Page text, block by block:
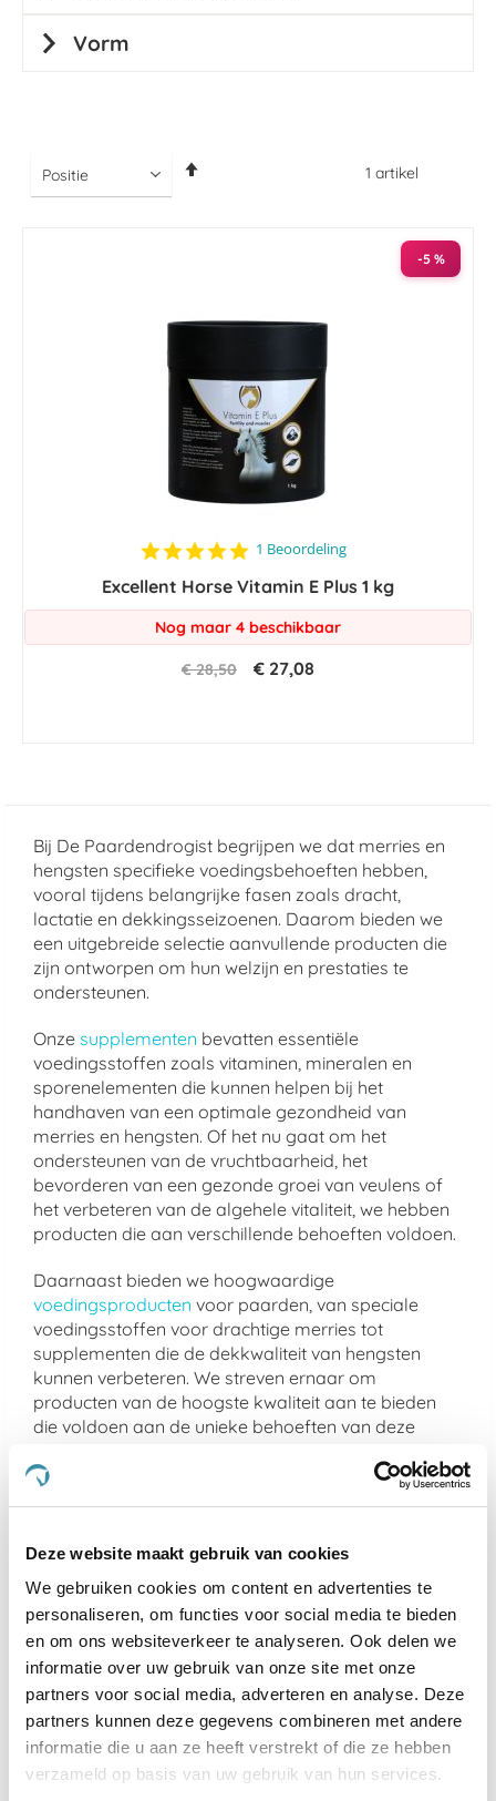
Deze website maakt gebruik van cookies
We gebruiken cookies om content en advertenties te
personaliseren, om functies voor social media te bieden
en om ons websiteverkeer te analyseren. Ook delen we
informatie over uw gebruik van onze site met onze
partners voor social media, adverteren en analyse. Deze
partners kunnen deze gegevens combineren met andere
informatie die u aan ze heeft verstrekt of die ze hebben
verzameld op basis van uw gebruik van hun services.
1 artikel
-5 %
5.0
rating
1 Beoordeling
Excellent Horse Vitamin E Plus 1 kg
Nog maar 4 beschikbaar
€ 28,50 € 27,08
Bij De Paardendrogist begrijpen we dat merries en
hengsten specifieke voedingsbehoeften hebben,
vooral tijdens belangrijke fasen zoals dracht,
lactatie en dekkingsseizoenen. Daarom bieden we
een uitgebreide selectie aanvullende producten die
zijn ontworpen om hun welzijn en prestaties te
ondersteunen.
Onze supplementen bevatten essentiële
voedingsstoffen zoals vitaminen, mineralen en
sporenelementen die kunnen helpen bij het
handhaven van een optimale gezondheid van
merries en hengsten. Of het nu gaat om het
ondersteunen van de vruchtbaarheid, het
bevorderen van een gezonde groei van veulens of
het verbeteren van de algehele vitaliteit, we hebben
producten die aan verschillende behoeften voldoen.
Daarnaast bieden we hoogwaardige
voedingsproducten voor paarden, van speciale
voedingsstoffen voor drachtige merries tot
supplementen die de dekkwaliteit van hengsten
kunnen verbeteren. We streven ernaar om
producten van de hoogste kwaliteit aan te bieden
die voldoen aan de unieke behoeften van deze
producten kunnen bijdragen aan de gezondheid,
Welke supplementen zijn geschikt voor
drachtige merries?
Voor drachtige merries zijn supplementen met extra
vitaminen en mineralen essentieel om de
gezondheid van zowel de merrie als het ongeboren
veulen te ondersteunen. Kies voor supplementen die
specifiek zijn samengesteld voor drachtige paarden.
Hoe kan ik de vruchtbaarheid van mijn
Vorm